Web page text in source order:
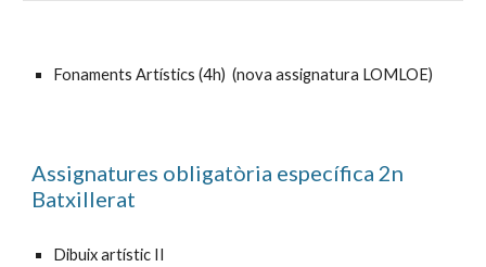
Fonaments Artístics (4h) (nova assignatura LOMLOE)
Assignatures obligatòria específica 2n
Batxillerat
Dibuix artístic II